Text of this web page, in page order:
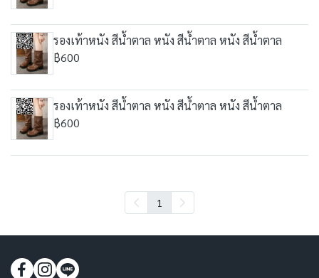
รองเท้าหนัง สีน้ำตาล หนัง สีน้ำตาล หนัง สีน้ำตาล
฿600
รองเท้าหนัง สีน้ำตาล หนัง สีน้ำตาล หนัง สีน้ำตาล
฿600
1